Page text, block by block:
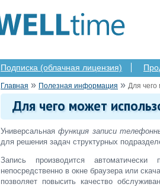
Подписка (облачная лицензия)
Главная » Полезная информация » Для чего
Для чего может
Универсальнаяфункция записи
для решения задач структурных
Запись производится
непосредственно в окне браузера или
позволяет повысить качество